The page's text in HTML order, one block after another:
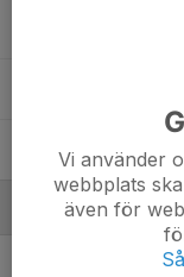
41. Thor
97. Linus
Ledare
Johan
Vi använder
webbplats
även för